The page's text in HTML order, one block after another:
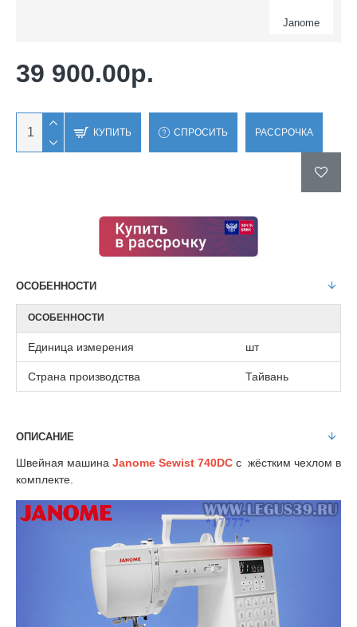
Janome
39 900.00р.
КУПИТЬ СПРОСИТЬ РАССРОЧКА
ОСОБЕННОСТИ
ОСОБЕННОСТИ
Единица измерения шт
Страна производства Тайвань
ОПИСАНИЕ
Швейная машина Janome Sewist 740DC с жёстким чехлом в
комплекте.